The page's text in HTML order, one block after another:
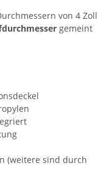
von 4 Zoll
gemeint
(weitere sind durch